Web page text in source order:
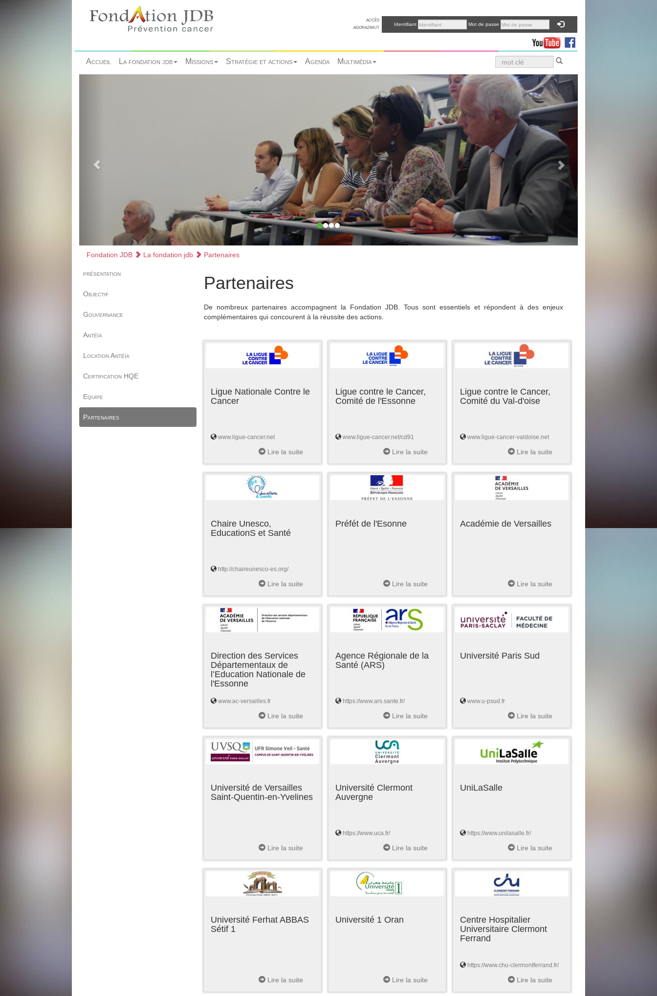
accès
agorazimut
Identifiant Mot de passe
Accueil La fondation jdb Missions Stratégie et actions Agenda Multimédia
Fondation JDB La fondation jdb Partenaires
présentation
Objectif
Gouvernance
Antéïa
Location Antéïa
Certification HQE
Equipe
Partenaires
Partenaires
De nombreux partenaires accompagnent la Fondation JDB. Tous sont essentiels et répondent à des enjeux
complémentaires qui concourent à la réussite des actions.
Ligue Nationale Contre le
Cancer
www.ligue-cancer.net
Lire la suite
Ligue contre le Cancer,
Comité de l'Essonne
www.ligue-cancer.net/cd91
Lire la suite
Ligue contre le Cancer,
Comité du Val-d'oise
www.ligue-cancer-valdoise.net
Lire la suite
Chaire Unesco,
EducationS et Santé
http://chaireunesco-es.org/
Lire la suite
Préfét de l'Esonne
Lire la suite
Académie de Versailles
Lire la suite
Direction des Services
Départementaux de
l’Education Nationale de
l'Essonne
www.ac-versailles.fr
Lire la suite
Agence Régionale de la
Santé (ARS)
https://www.ars.sante.fr/
Lire la suite
Université Paris Sud
www.u-psud.fr
Lire la suite
Université de Versailles
Saint-Quentin-en-Yvelines
Lire la suite
Université Clermont
Auvergne
https://www.uca.fr/
Lire la suite
UniLaSalle
https://www.unilasalle.fr/
Lire la suite
Université Ferhat ABBAS
Sétif 1
Lire la suite
Université 1 Oran
Lire la suite
Centre Hospitalier
Universitaire Clermont
Ferrand
https://www.chu-clermontferrand.fr/
Lire la suite